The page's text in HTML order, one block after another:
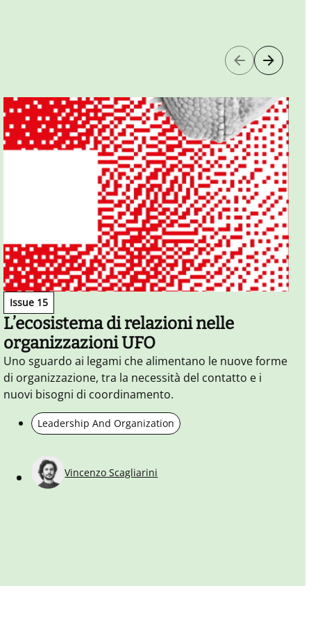
Issue 15
L’ecosistema di relazioni nelle
organizzazioni UFO
Uno sguardo ai legami che alimentano le nuove forme
di organizzazione, tra la necessità del contatto e i
nuovi bisogni di coordinamento.
Leadership And Organization
Vincenzo Scagliarini